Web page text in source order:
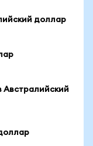
доллар
Австралийский